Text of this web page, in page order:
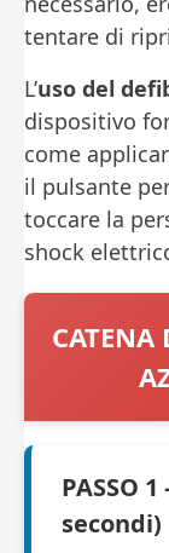
tentare di
L’uso del
dispositivo
come
il pulsante
toccare la
shock
CATENA
PASSO
secondi)